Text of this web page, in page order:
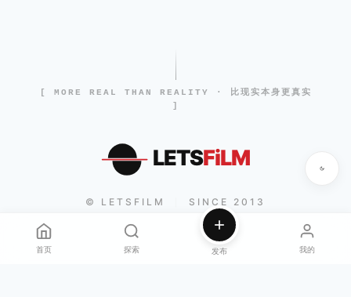
[ MORE REAL THAN REALITY · 比现实本身更真实
]
LETSFiLM
© LETSFILM SINCE 2013
首页 探索 发布 我的